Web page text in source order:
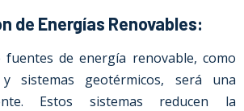
de Energías Renovables:
de energía renovable, como
sistemas geotérmicos, será una
Estos sistemas reducen la